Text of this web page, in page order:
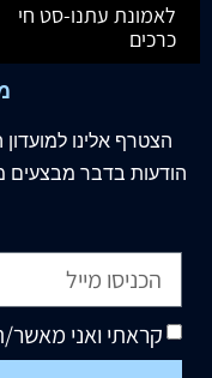
לאמונת עתנו-סט חי
כרכים
הצטרף אלינו
הודעות בדבר מבצעים
קראתי ואני